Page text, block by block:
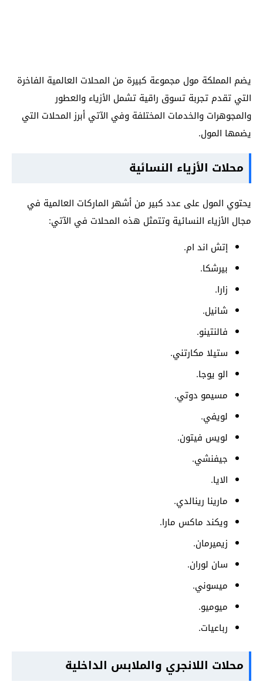
يضم المملكة مول مجموعة كبيرة من المحلات العالمية الفاخرة
التي تقدم تجربة تسوق راقية تشمل الأزياء والعطور
والمجوهرات والخدمات المختلفة وفي الآتي أبرز المحلات التي
يضمها المول.
محلات الأزياء النسائية
يحتوي المول على عدد كبير من أشهر الماركات العالمية في
مجال الأزياء النسائية وتتمثل هذه المحلات في الآتي:
إتش اند ام.
بيرشكا.
زارا.
شانيل.
فالنتينو.
ستيلا مكارتني.
الو يوجا.
مسيمو دوتي.
لويفي.
لويس فيتون.
جيفنشي.
الايا.
مارينا رينالدي.
ويكند ماكس مارا.
زيميرمان.
سان لوران.
ميسوني.
ميوميو.
رباعيات.
محلات اللانجري والملابس الداخلية